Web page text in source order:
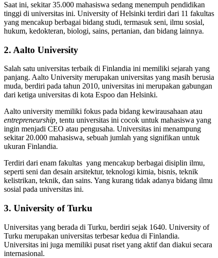
Saat ini, sekitar 35.000 mahasiswa sedang menempuh pendidikan
tinggi di universitas ini. University of Helsinki terdiri dari 11 fakultas
yang mencakup berbagai bidang studi, termasuk seni, ilmu sosial,
hukum, kedokteran, biologi, sains, pertanian, dan bidang lainnya.
2. Aalto University
Salah satu universitas terbaik di Finlandia ini memiliki sejarah yang
panjang. Aalto University merupakan universitas yang masih berusia
muda, berdiri pada tahun 2010, universitas ini merupakan gabungan
dari ketiga universitas di kota Espoo dan Helsinki.
Aalto university memiliki fokus pada bidang kewirausahaan atau
entrepreneurship, tentu universitas ini cocok untuk mahasiswa yang
ingin menjadi CEO atau pengusaha. Universitas ini menampung
sekitar 20.000 mahasiswa, sebuah jumlah yang signifikan untuk
ukuran Finlandia.
Terdiri dari enam fakultas yang mencakup berbagai disiplin ilmu,
seperti seni dan desain arsitektur, teknologi kimia, bisnis, teknik
kelistrikan, teknik, dan sains. Yang kurang tidak adanya bidang ilmu
sosial pada universitas ini.
3. University of Turku
Universitas yang berada di Turku, berdiri sejak 1640. University of
Turku merupakan universitas terbesar kedua di Finlandia.
Universitas ini juga memiliki pusat riset yang aktif dan diakui secara
internasional.